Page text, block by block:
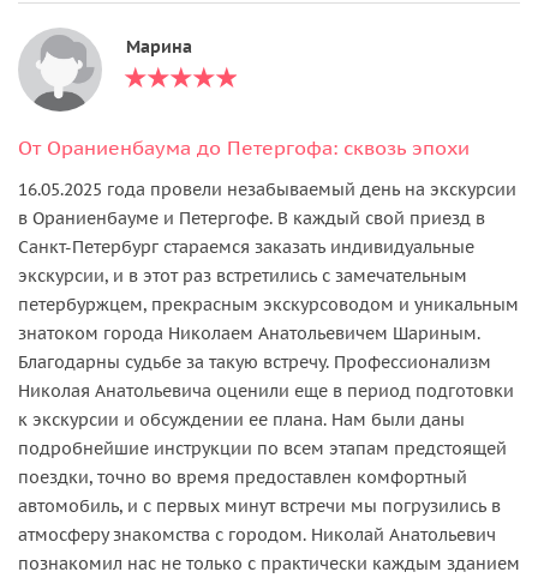
Марина
От Ораниенбаума до Петергофа: сквозь эпохи
16.05.2025 года провели незабываемый день на экскурсии
в Ораниенбауме и Петергофе. В каждый свой приезд в
Санкт-Петербург стараемся заказать индивидуальные
экскурсии, и в этот раз встретились с замечательным
петербуржцем, прекрасным экскурсоводом и уникальным
знатоком города Николаем Анатольевичем Шариным.
Благодарны судьбе за такую встречу. Профессионализм
Николая Анатольевича оценили еще в период подготовки
к экскурсии и обсуждении ее плана. Нам были даны
подробнейшие инструкции по всем этапам предстоящей
поездки, точно во время предоставлен комфортный
автомобиль, и с первых минут встречи мы погрузились в
атмосферу знакомства с городом. Николай Анатольевич
познакомил нас не только с практически каждым зданием